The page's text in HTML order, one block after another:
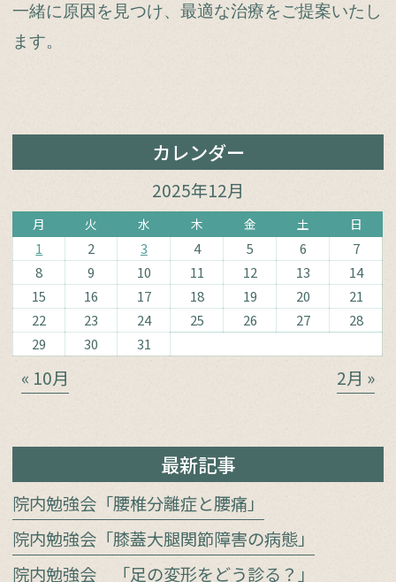
一緒に原因を見つけ、最適な治療をご提案いたし
ます。
カレンダー
2025年12月
月 火 水 木 金 土 日
1 2 3 4 5 6
7
8
9 10 11 12 13
14
15
16 17 18 19 20
21
22
23 24 25 26 27
28
29
30 31
« 10月 2月 »
最新記事
院内勉強会「腰椎分離症と腰痛」
院内勉強会「膝蓋大腿関節障害の病態」
院内勉強会 「足の変形をどう診る？」